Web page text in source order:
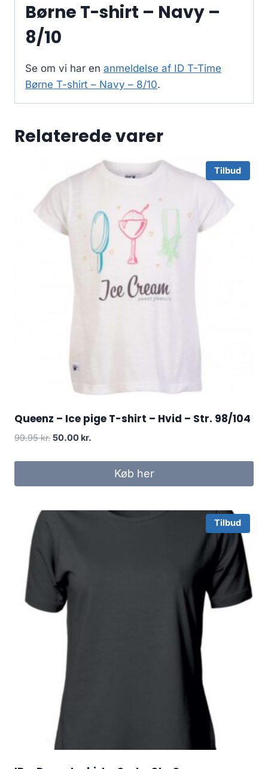
Børne T-shirt – Navy –
8/10
Se om vi har en anmeldelse af ID T-Time
Børne T-shirt – Navy – 8/10.
Relaterede varer
Tilbud
Queenz – Ice pige T-shirt – Hvid – Str. 98/104
99.95kr. Original
was:
50.00 kr.
is:
50.00 kr..Køb her
Tilbud